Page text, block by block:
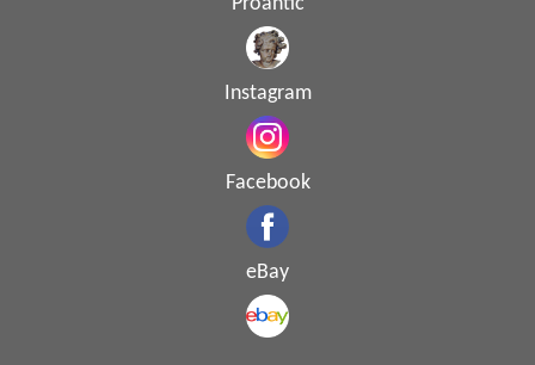
Instagram
Facebook
eBay